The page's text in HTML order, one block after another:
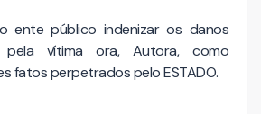
ente público indenizar os danos
pela vítima ora, Autora, como
fatos perpetrados pelo ESTADO.